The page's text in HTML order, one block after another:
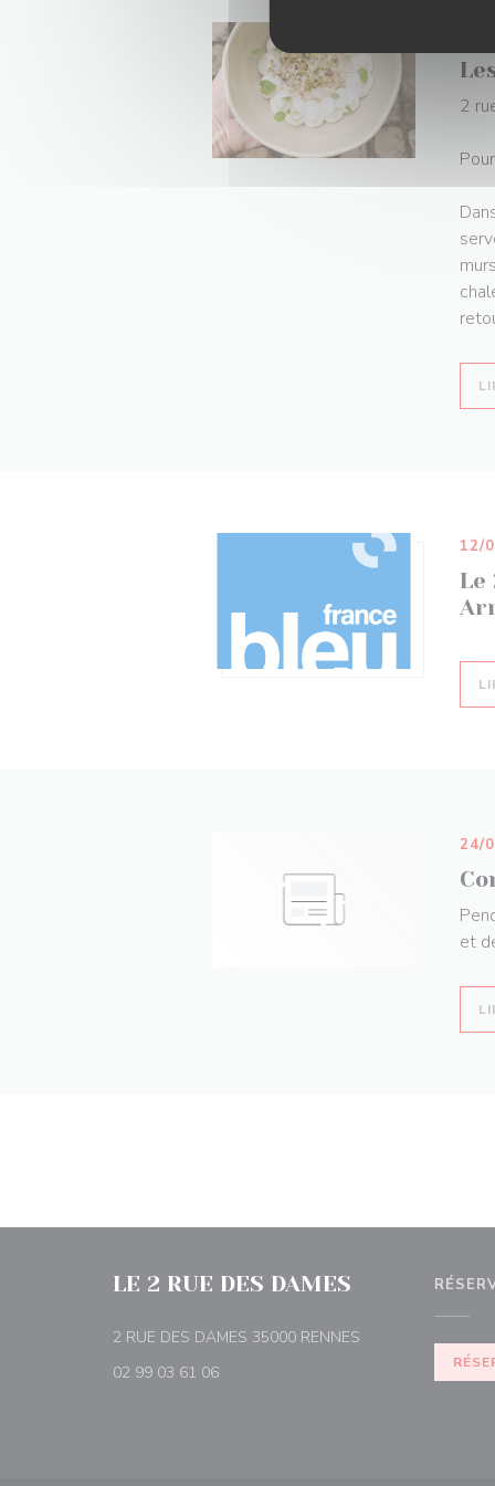
2
Le
12/
24/
et
LE 2 RUE DES DAMES
2 RUE DES DAMES 35000 RENNES
02 99 03 61 06